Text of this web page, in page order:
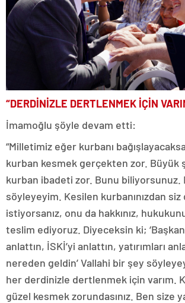
“DERDİNİZLE DERTLENMEK İÇİN
İmamoğlu şöyle devam etti:
“Milletimiz eğer kurbanı
kurban kesmek gerçekten zor. Büyük
kurban ibadeti zor. Bunu biliyorsunuz.
söyleyeyim. Kesilen kurbanınızdan
istiyorsanız, onu da hakkınız,
teslim ediyoruz. Diyeceksin ki;
anlattın, İSKİ’yi anlattın, yatırımları
nereden geldin’ Vallahi bir şey
her derdinizle dertlenmek için varım.
güzel kesmek zorundasınız. Ben size